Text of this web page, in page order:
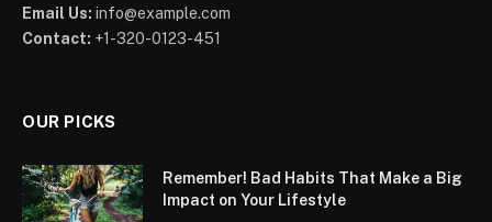
Email Us: info@example.com
Contact: +1-320-0123-451
OUR PICKS
Remember! Bad Habits That Make a Big
Impact on Your Lifestyle